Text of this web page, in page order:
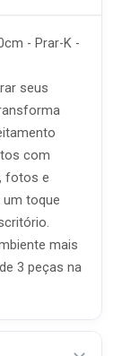
- Prar-K -
seus
com
fotos e
toque
mais
3 peças na